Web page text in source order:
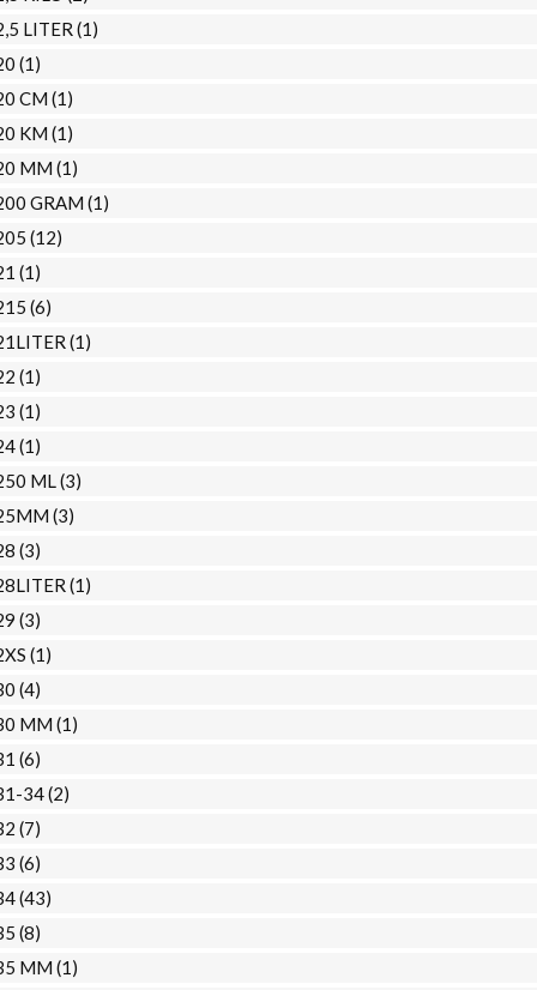
LITER (1)
(1)
CM (1)
KM (1)
MM (1)
GRAM (1)
(12)
(1)
(6)
(1)
(1)
(1)
(1)
ML(3)
(3)
(3)
(1)
(3)
(1)
(4)
MM (1)
(6)
34(2)
(7)
(6)
(43)
(8)
MM (1)